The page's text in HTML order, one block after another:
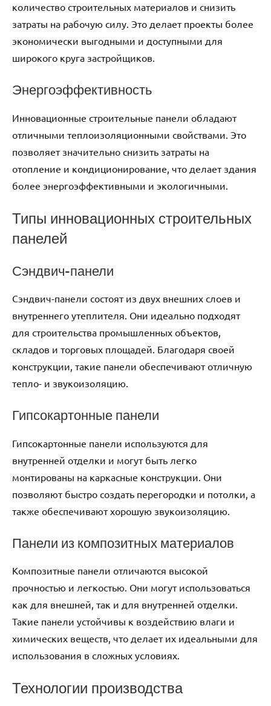
количество строительных материалов и снизить
затраты на рабочую силу. Это делает проекты более
экономически выгодными и доступными для
широкого круга застройщиков.
Энергоэффективность
Инновационные строительные панели обладают
отличными теплоизоляционными свойствами. Это
позволяет значительно снизить затраты на
отопление и кондиционирование, что делает здания
более энергоэффективными и экологичными.
Типы инновационных строительных
панелей
Сэндвич-панели
Сэндвич-панели состоят из двух внешних слоев и
внутреннего утеплителя. Они идеально подходят
для строительства промышленных объектов,
складов и торговых площадей. Благодаря своей
конструкции, такие панели обеспечивают отличную
тепло- и звукоизоляцию.
Гипсокартонные панели
Гипсокартонные панели используются для
внутренней отделки и могут быть легко
монтированы на каркасные конструкции. Они
позволяют быстро создать перегородки и потолки, а
также обеспечивают хорошую звукоизоляцию.
Панели из композитных материалов
Композитные панели отличаются высокой
прочностью и легкостью. Они могут использоваться
как для внешней, так и для внутренней отделки.
Такие панели устойчивы к воздействию влаги и
химических веществ, что делает их идеальными для
использования в сложных условиях.
Технологии производства